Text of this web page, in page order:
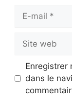
Site
web
Enregistrer
dans le